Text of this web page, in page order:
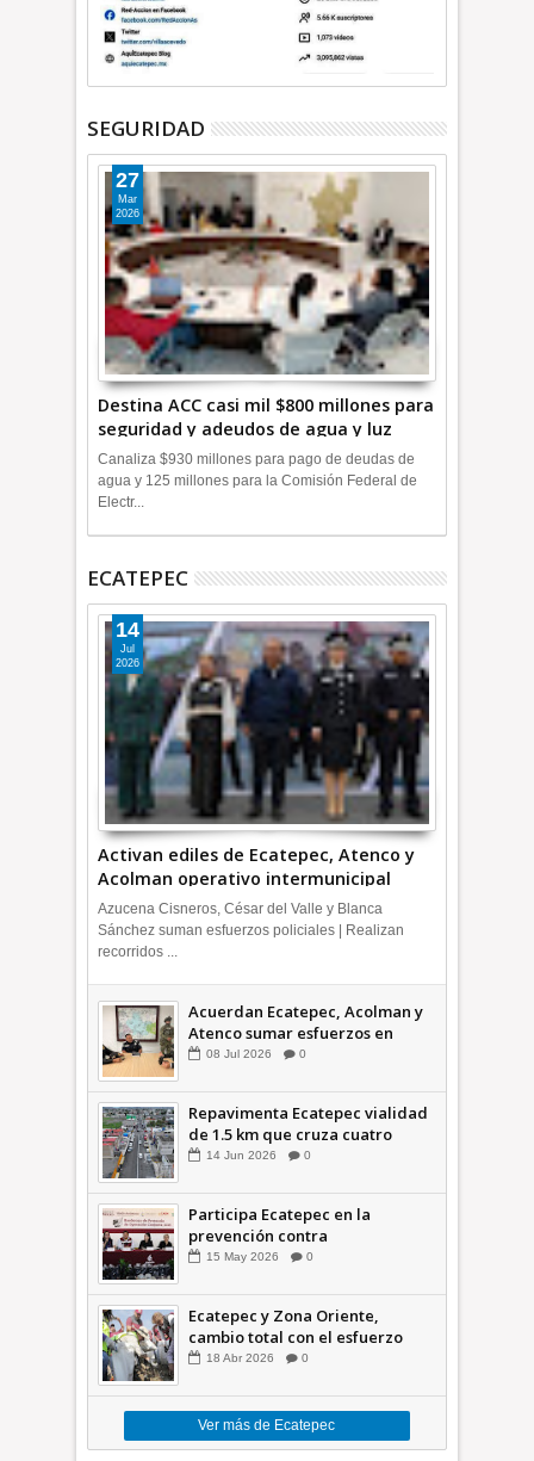
SEGURIDAD
Destina ACC casi mil $800 millones para
seguridad y adeudos de agua y luz
+Video
27
Mar
2026
Canaliza $930 millones para pago de deudas de
agua y 125 millones para la Comisión Federal de
Electr...
ECATEPEC
Activan ediles de Ecatepec, Atenco y
Acolman operativo intermunicipal
14
Jul
2026
Azucena Cisneros, César del Valle y Blanca
Sánchez suman esfuerzos policiales | Realizan
recorridos ...
Acuerdan Ecatepec, Acolman y
Atenco sumar esfuerzos en
seguridad
08 Jul 2026 0
Repavimenta Ecatepec vialidad
de 1.5 km que cruza cuatro
comunidades +Video
14 Jun 2026 0
Participa Ecatepec en la
prevención contra
inundaciones en el Valle de
15 May 2026 0
Ecatepec y Zona Oriente,
cambio total con el esfuerzo
conjunto: Azucena; retiran 21
18 Abr 2026 0
Ver más de Ecatepec